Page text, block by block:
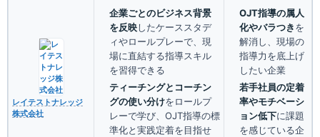
レイテストナレッジ
株式会社
企業ごとのビジネス背景
を反映したケーススタデ
ィやロールプレーで、現
場に直結する指導スキル
を習得できる
ティーチングとコーチン
グの使い分けをロールプ
レーで学び、OJT指導の標
準化と実践定着を目指せ
OJT指導の属人
化やバラつきを
解消し、現場の
指導力を底上げ
したい企業
若手社員の定着
率やモチベーシ
ョン低下に課題
を感じている企